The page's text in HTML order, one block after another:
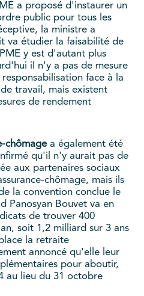
a proposé d'instaurer un
public pour tous les
la ministre a
va étudier la faisabilité de
y est d'autant plus
il n'y a pas de mesure
face à la
travail, mais existent
de rendement
chômage a également été
qu'il n'y aurait pas de
aux partenaires sociaux
chômage, mais ils
la convention conclue le
Panosyan Bouvet va en
de trouver 400
soit 1,2 milliard sur 3 ans
la retraite
annoncé qu'elle leur
pour aboutir,
au lieu du 31 octobre